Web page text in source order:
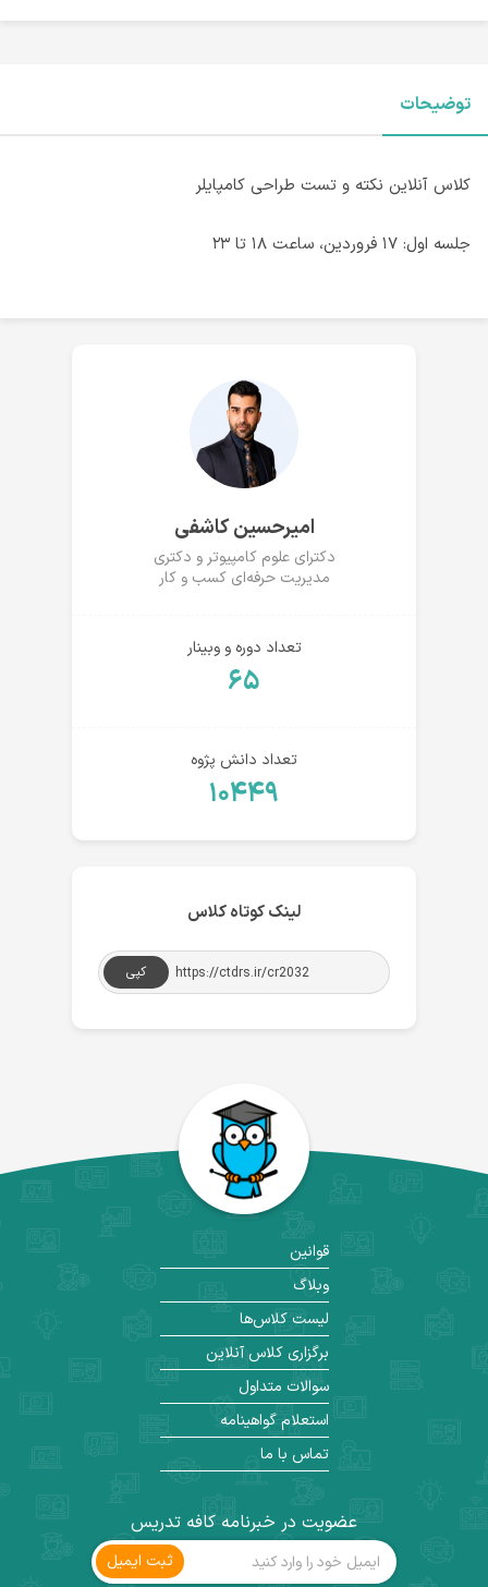
توضیحات
کلاس آنلاین نکته و تست طراحی کامپایلر
جلسه اول: ۱۷ فروردین، ساعت ۱۸ تا ۲۳
امیرحسین کاشفی
دکترای علوم کامپیوتر و دکتری
مدیریت حرفه‌ای کسب و کار
تعداد دوره و وبینار
۶۵
تعداد دانش پژوه
۱۰۴۴۹
لینک کوتاه کلاس
کپی
عضویت در خبرنامه کافه تدریس
ثبت ‌ایمیل
قوانین
وبلاگ
لیست کلاس‌ها
برگزاری کلاس آنلاین
سوالات متداول
استعلام گواهینامه
تماس با ما